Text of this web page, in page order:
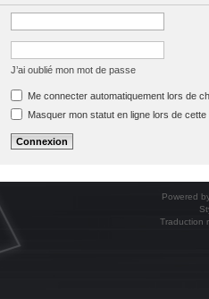
J’ai oublié mon mot de passe
Me connecter automatiquement lors de
Masquer mon statut en ligne lors de
Powered
Traduction